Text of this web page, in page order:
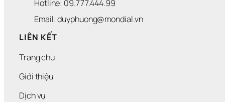
Hotline: 09.777.444.99
Email: duyphuong@mondial.vn
LIÊN KẾT
Trang chủ
Giới thiệu
Dịch vụ